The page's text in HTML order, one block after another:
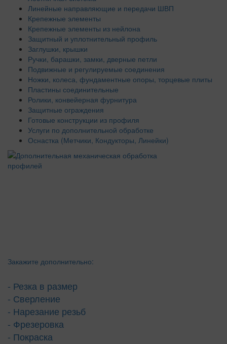
Линейные направляющие и передачи ШВП
Крепежные элементы
Крепежные элементы из нейлона
Защитный и уплотнительный профиль
Заглушки, крышки
Ручки, барашки, замки, дверные петли
Подвижные и регулируемые соединения
Ножки, колеса, фундаментные опоры, торцевые плиты
Пластины соединительные
Ролики, конвейерная фурнитура
Защитные ограждения
Готовые конструкции из профиля
Услуги по дополнительной обработке
Оснастка (Метчики, Кондукторы, Линейки)
Закажите дополнительно:
- Резка в размер
- Сверление
- Нарезание резьб
- Фрезеровка
- Покраска